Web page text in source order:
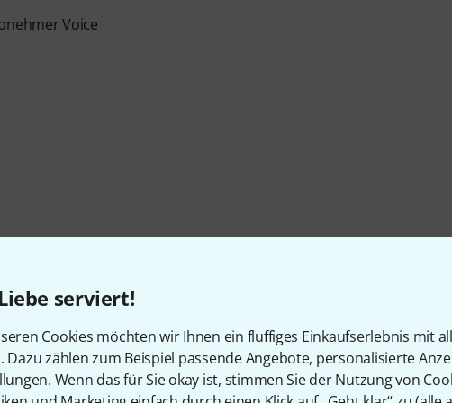
serviert!
Cookies möchten wir Ihnen ein fluffiges Einkaufserlebnis mit
Dazu zählen zum Beispiel passende Angebote, personalisierte
Wenn das für Sie okay ist, stimmen Sie der Nutzung von
Voice
Artikelnummer
Form EX-Style
Korpus Mahagoni